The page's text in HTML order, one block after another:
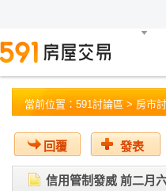
當前位置： 591討論區 > 房市
回覆 發表
信用管制發威 前二月